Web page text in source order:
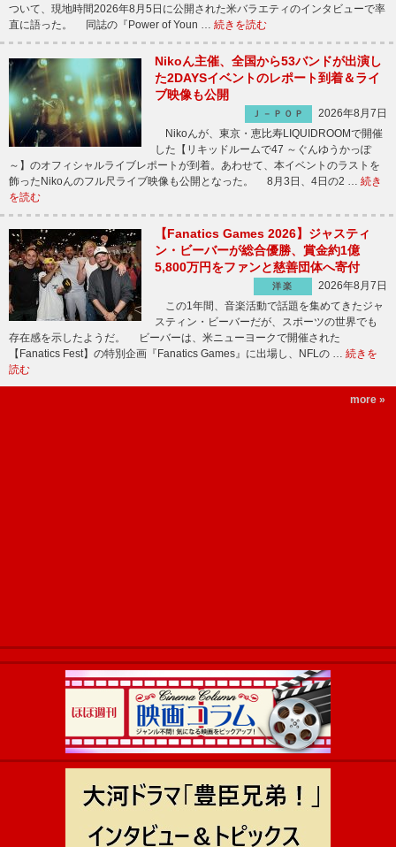
ついて、現地時間2026年8月5日に公開された米バラエティのインタビューで率
直に語った。 同誌の『Power of Youn … 続きを読む
Nikoん主催、全国から53バンドが出演し
た2DAYSイベントのレポート到着＆ライ
ブ映像も公開
Ｊ－ＰＯＰ
2026年8月7日
Nikoんが、東京・恵比寿LIQUIDROOMで開催
した【リキッドルームで47 ～ぐんゆうかっぽ
～】のオフィシャルライブレポートが到着。あわせて、本イベントのラストを
飾ったNikoんのフル尺ライブ映像も公開となった。 8月3日、4日の2 … 続き
を読む
【Fanatics Games 2026】ジャスティ
ン・ビーバーが総合優勝、賞金約1億
5,800万円をファンと慈善団体へ寄付
洋楽
2026年8月7日
この1年間、音楽活動で話題を集めてきたジャ
スティン・ビーバーだが、スポーツの世界でも
存在感を示したようだ。 ビーバーは、米ニューヨークで開催された
【Fanatics Fest】の特別企画『Fanatics Games』に出場し、NFLの … 続きを
読む
more »